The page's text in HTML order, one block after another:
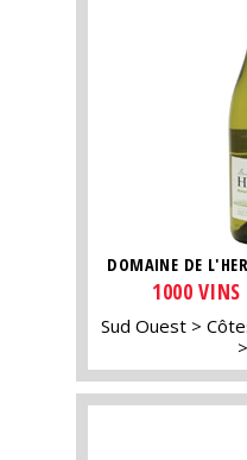
DOMAINE DE
1000 VINS
Sud Ouest